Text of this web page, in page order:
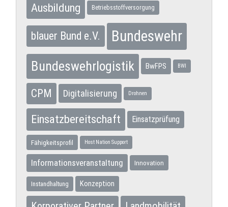
Ausbildung Betriebsstoffversorgung
blauer Bund e.V. Bundeswehr
Bundeswehrlogistik BwFPS BWI
CPM Digitalisierung Drohnen
Einsatzbereitschaft Einsatzprüfung
Fähigkeitsprofil Host Nation Support
Informationsveranstaltung Innovation
Instandhaltung Konzeption